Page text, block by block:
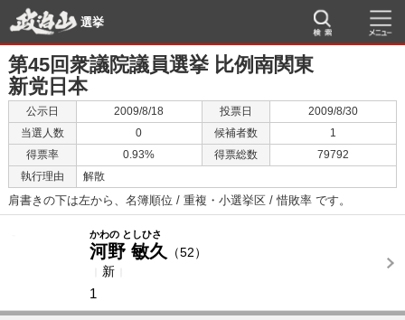
選挙
第45回衆議院議員選挙 比例南関東
新党日本
公示日 2009/8/18 投票日
2009/8/30
当選人数
0 候補者数
1
得票率
0.93% 得票総数
79792
執行理由
解散
肩書きの下は左から、名簿順位 / 重複・小選挙区 / 惜敗率 です。
かわの としひさ
河野 敏久
（52）
新
1